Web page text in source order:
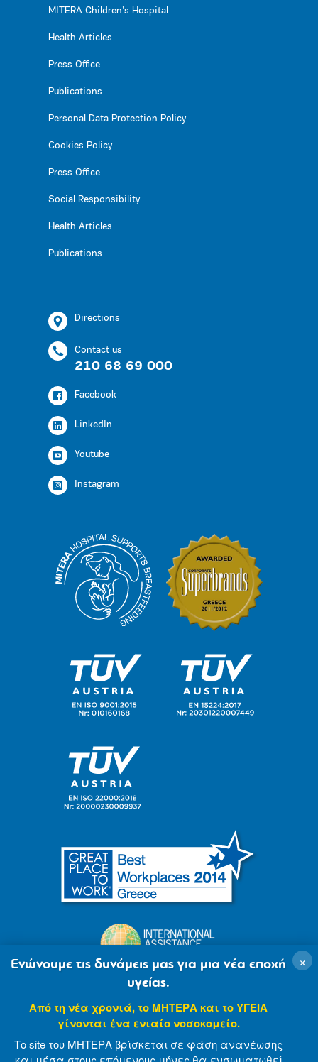
MITERA Children’s Hospital
Health Articles
Press Office
Publications
Personal Data Protection Policy
Cookies Policy
Press Office
Social Responsibility
Health Articles
Publications
Directions
Contact us
210 68 69 000
Facebook
LinkedIn
Youtube
Instagram
×
Ενώνουμε τις δυνάμεις μας για μια νέα εποχή
υγείας.
Από τη νέα χρονιά, το ΜΗΤΕΡΑ και το ΥΓΕΙΑ
γίνονται ένα ενιαίο νοσοκομείο.
Το site του ΜΗΤΕΡΑ βρίσκεται σε φάση ανανέωσης